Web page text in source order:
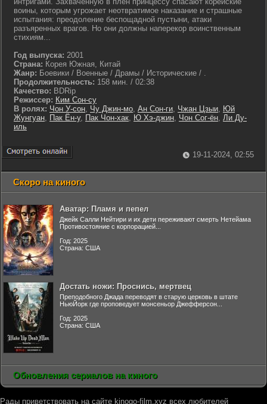
воины, которым угрожает неотвратимое наказание и страшные
испытания: преодоление беспощадной пустыни, атаки
разъяренных врагов. Но они должны наперекор воинственным
стихиям...
Год выпуска: 2001
Страна: Корея Южная, Китай
Жанр: Боевики / Военные / Драмы / Исторические / .
Продолжительность: 158 мин. / 02:38
Качество: BDRip
Режиссер: Ким Сон-су
В ролях: Чон У-сон, Чу Джин-мо, Ан Сон-ги, Чжан Цзыи, Юй
Жунгуан, Пак Ён-у, Пак Чон-хак, Ю Хэ-джин, Чон Сог-ён, Ли Ду-
иль
19-11-2024, 02:55
Скоро на киного
Аватар: Пламя и пепел
Джейк Салли Нейтири и их дети переживают смерть Нетейама
Противостояние с корпорацией...
Год: 2025
Страна: США
Достать ножи: Проснись, мертвец
Преподобного Джада переводят в старую церковь в штате
НьюЙорк где проповедует монсеньор Джефферсон...
Год: 2025
Страна: США
Обновления сериалов на киного
Рады приветствовать на сайте kinogo-film.xyz всех любителей